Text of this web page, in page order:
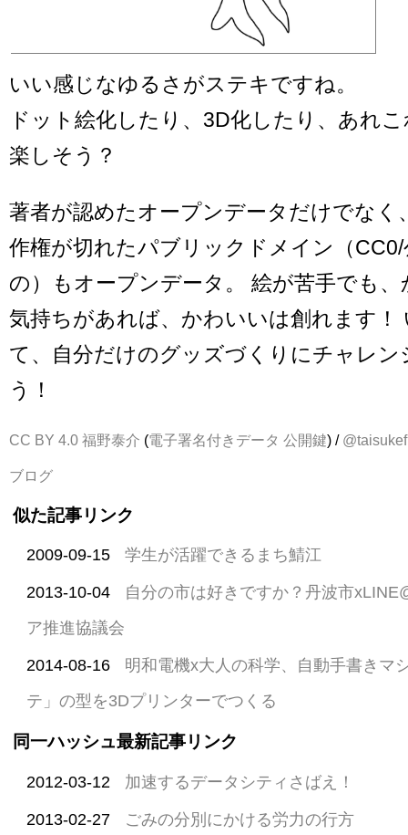
いい感じなゆるさがステキですね。
ドット絵化したり、3D化したり、あれ
楽しそう？
著者が認めたオープンデータだけでなく
作権が切れたパブリックドメイン（
の）もオープンデータ。 絵が苦手でも
気持ちがあれば、かわいいは創れます！
て、自分だけのグッズづくりにチャレ
う！
CC BY 4.0 福野泰介 (電子署名付きデータ 公開鍵) / @taisukef
ブログ
似た記事リンク
2009-09-15 学生が活躍できるまち鯖江
2013-10-04
自分の市は好きですか？丹波市
ア推進協議会
2014-08-16
明和電機x大人の科学、自動手書きマ
テ」の型を3Dプリンターでつくる
同一ハッシュ最新記事リンク
2012-03-12 加速するデータシティさばえ！
2013-02-27 ごみの分別にかける労力の行方